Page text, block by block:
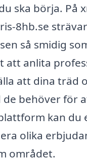
ska börja. På
8hb.se
så smidig
att anlita
att dina träd
behöver för
kan du
olika
området.